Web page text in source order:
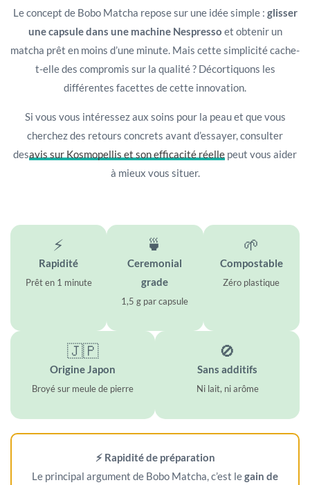
Le concept de Bobo Matcha repose sur une idée simple : glisser
une capsule dans une machine Nespresso et obtenir un
matcha prêt en moins d’une minute. Mais cette simplicité cache-
t-elle des compromis sur la qualité ? Décortiquons les
différentes facettes de cette innovation.
Si vous vous intéressez aux soins pour la peau et que vous
cherchez des retours concrets avant d’essayer, consulter
desavis sur Kosmopellis et son efficacité réelle peut vous aider
à mieux vous situer.
⚡
Rapidité
Prêt en 1 minute
🍵
Ceremonial
grade
1,5 g par capsule
🌱
Compostable
Zéro plastique
🇯🇵
Origine Japon
Broyé sur meule de pierre
🚫
Sans additifs
Ni lait, ni arôme
⚡ Rapidité de préparation
Le principal argument de Bobo Matcha, c’est legain de